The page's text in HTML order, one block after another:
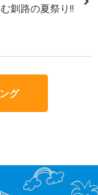
釧路の夏祭り!!
グ